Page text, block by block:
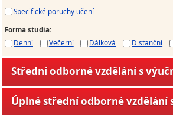
Specifické poruchy učení
Forma studia:
Denní
Večerní Dálková Distanční
Střední odborné vzdělání s
Úplné střední odborné vzdělání